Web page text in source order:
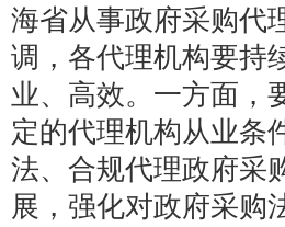
海省从事政府采购代
调，各代理机构要持
业、高效。一方面，
定的代理机构从业条
法、合规代理政府采
展，强化对政府采购